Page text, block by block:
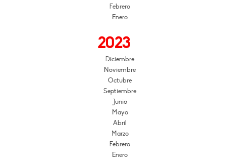
Febrero
Enero
2023
Diciembre
Noviembre
Octubre
Septiembre
Junio
Mayo
Abril
Marzo
Febrero
Enero